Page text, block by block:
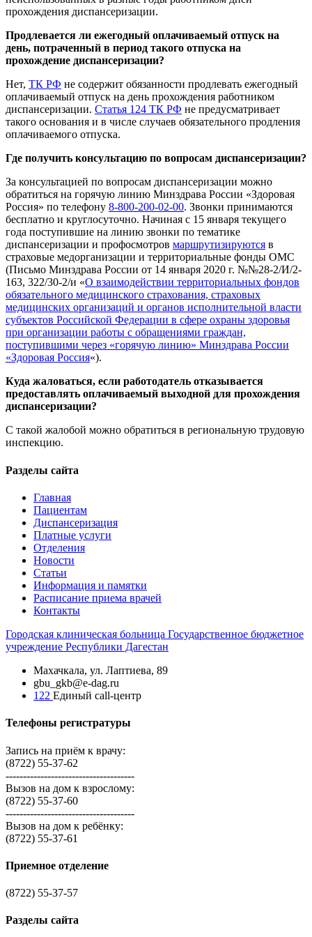
прохождения диспансеризации.
Продлевается ли ежегодный оплачиваемый отпуск на
день, потраченный в период такого отпуска на
прохождение диспансеризации?
Нет, ТК РФ не содержит обязанности продлевать ежегодный
оплачиваемый отпуск на день прохождения работником
диспансеризации. Статья 124 ТК РФ не предусматривает
такого основания и в числе случаев обязательного продления
оплачиваемого отпуска.
Где получить консультацию по вопросам диспансеризации?
За консультацией по вопросам диспансеризации можно
обратиться на горячую линию Минздрава России «Здоровая
Россия» по телефону 8-800-200-02-00. Звонки принимаются
бесплатно и круглосуточно. Начиная с 15 января текущего
года поступившие на линию звонки по тематике
диспансеризации и профосмотров маршрутизируются в
страховые медорганизации и территориальные фонды ОМС
(Письмо Минздрава России от 14 января 2020 г. №№28-2/И/2-
163, 322/30-2/и «О взаимодействии территориальных фондов
обязательного медицинского страхования, страховых
медицинских организаций и органов исполнительной власти
субъектов Российской Федерации в сфере охраны здоровья
при организации работы с обращениями граждан,
поступившими через «горячую линию» Минздрава России
«Здоровая Россия«).
Куда жаловаться, если работодатель отказывается
предоставлять оплачиваемый выходной для прохождения
диспансеризации?
С такой жалобой можно обратиться в региональную трудовую
инспекцию.
Разделы сайта
Главная
Пациентам
Диспансеризация
Платные услуги
Отделения
Новости
Статьи
Информация и памятки
Расписание приема врачей
Контакты
Городская клиническая больница Государственное бюджетное
учреждение Республики Дагестан
Махачкала, ​ул. Лаптиева, 89
gbu_gkb@e-dag.ru
122 Единый call-центр
Телефоны регистратуры
Запись на приём к врачу:
(8722) 55-37-62
-------------------------------------
Вызов на дом к взрослому:
(8722) 55-37-60
-------------------------------------
Вызов на дом к ребёнку:
(8722) 55-37-61
Приемное отделение
(8722) 55-37-57
Разделы сайта